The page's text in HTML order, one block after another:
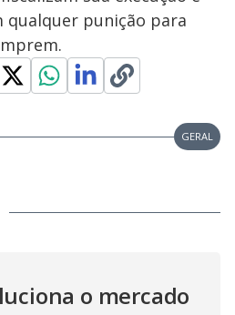
qualquer punição para
GERAL
o mercado